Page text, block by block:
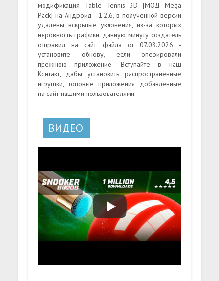
модификация Table Tennis 3D [МОД Mega
Pack] на Андроид - 1.2.6, в полученной версии
удалены вскрытые уклонения, из-за которых
неровность графики. данную минуту создатель
отправил на сайт файла от 07.08.2026 -
установите обнову, если оперировали
прежнюю приложение. Вступайте в наш
Контакт, дабы установить распространенные
игрушки, топовые приложения добавленные
на сайт нашими пользователями.
ВИДЕО